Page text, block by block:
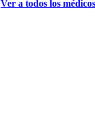
Ver a todos los médicos